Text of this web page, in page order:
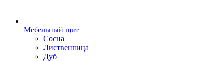
Мебельный щит
Сосна
Лиственница
Дуб